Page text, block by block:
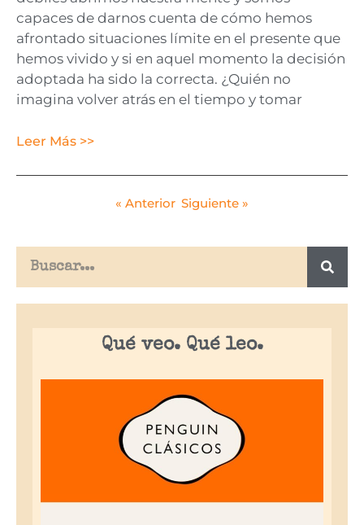
capaces de darnos cuenta de cómo hemos
afrontado situaciones límite en el presente que
hemos vivido y si en aquel momento la decisión
adoptada ha sido la correcta. ¿Quién no
imagina volver atrás en el tiempo y tomar
Leer Más >>
« Anterior Siguiente »
Qué veo. Qué leo.